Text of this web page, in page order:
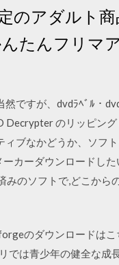
のアダルト
たんフリマ
ですが、dvdﾗﾍﾞﾙ・
のリッピン
ブなかどうか、ソフ
カーダウンロードし
のソフトで,どこから
のダウンロードはこ
では青少年の健全な成